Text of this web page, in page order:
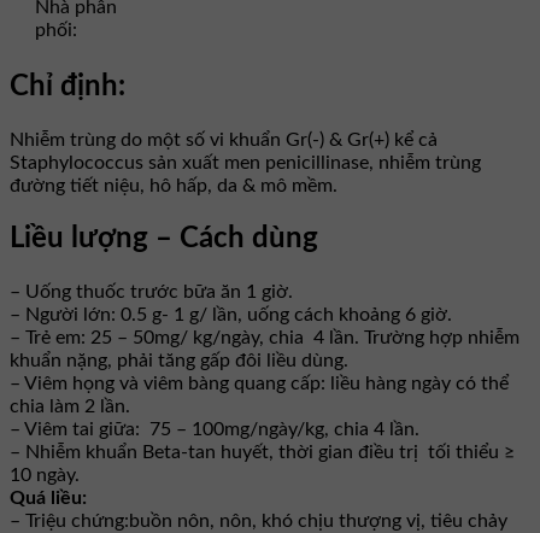
Nhà phân
phối:
Chỉ định:
Nhiễm trùng do một số vi khuẩn Gr(-) & Gr(+) kể cả
Staphylococcus sản xuất men penicillinase, nhiễm trùng
đường tiết niệu, hô hấp, da & mô mềm.
Liều lượng – Cách dùng
– Uống thuốc trước bữa ăn 1 giờ.
– Người lớn: 0.5 g- 1 g/ lần, uống cách khoảng 6 giờ.
– Trẻ em: 25 – 50mg/ kg/ngày, chia 4 lần. Trường hợp nhiễm
khuẩn nặng, phải tăng gấp đôi liều dùng.
– Viêm họng và viêm bàng quang cấp: liều hàng ngày có thể
chia làm 2 lần.
– Viêm tai giữa: 75 – 100mg/ngày/kg, chia 4 lần.
– Nhiễm khuẩn Beta-tan huyết, thời gian điều trị tối thiểu ≥
10 ngày.
Quá liều:
– Triệu chứng:buồn nôn, nôn, khó chịu thượng vị, tiêu chảy